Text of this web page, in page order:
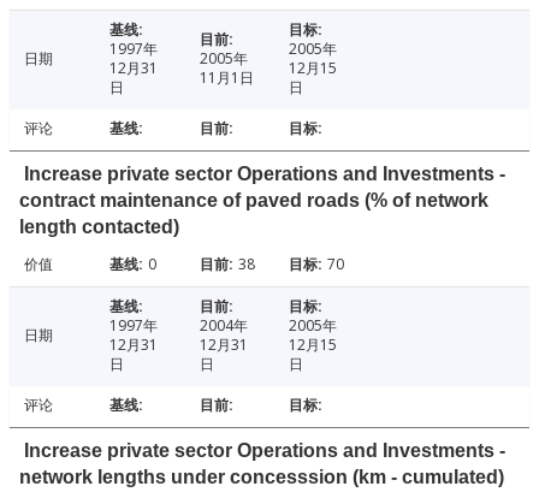
日期
1997年
12月31
日
2005年
11月1日
2005年
12月15
日
评论
Increase private sector Operations and Investments -
contract maintenance of paved roads (% of network
length contacted)
价值
0 38 70
日期
1997年
12月31
日
2004年
12月31
日
2005年
12月15
日
评论
Increase private sector Operations and Investments -
network lengths under concesssion (km - cumulated)